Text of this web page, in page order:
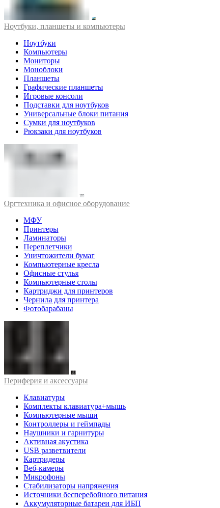
Ноутбуки, планшеты и компьютеры
Ноутбуки
Компьютеры
Мониторы
Моноблоки
Планшеты
Графические планшеты
Игровые консоли
Подставки для ноутбуков
Универсальные блоки питания
Сумки для ноутбуков
Рюкзаки для ноутбуков
Оргтехника и офисное оборудование
МФУ
Принтеры
Ламинаторы
Переплетчики
Уничтожители бумаг
Компьютерные кресла
Офисные стулья
Компьютерные столы
Картриджи для принтеров
Чернила для принтера
Фотобарабаны
Периферия и аксессуары
Клавиатуры
Комплекты клавиатура+мышь
Компьютерные мыши
Контроллеры и геймпады
Наушники и гарнитуры
Активная акустика
USB разветвители
Картридеры
Веб-камеры
Микрофоны
Стабилизаторы напряжения
Источники бесперебойного питания
Аккумуляторные батареи для ИБП